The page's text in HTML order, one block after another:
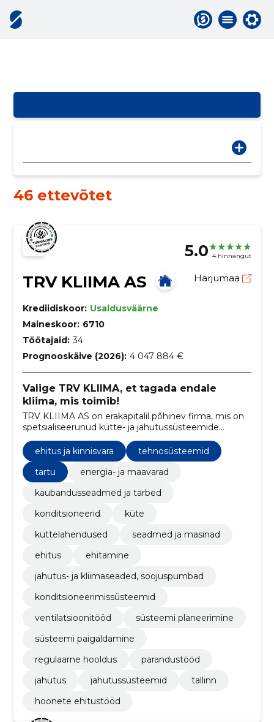
46 ettevõtet
5.0 4 hinnangut
TRV KLIIMA AS Harjumaa
Krediidiskoor: Usaldusväärne
Maineskoor: 6710
Töötajaid: 34
Prognooskäive (2026): 4 047 884 €
Valige TRV KLIIMA, et tagada endale
kliima, mis toimib!
TRV KLIIMA AS on erakapitalil põhinev firma, mis on
spetsialiseerunud kütte- ja jahutussüsteemide
ehitamisele ning hooldamisele.
ehitus ja kinnisvara
tehnosüsteemid
tartu
energia- ja maavarad
kaubandusseadmed ja tarbed
konditsioneerid
küte
küttelahendused
seadmed ja masinad
ehitus
ehitamine
jahutus- ja kliimaseaded, soojuspumbad
konditsioneerimissüsteemid
ventilatsioonitööd
süsteemi planeerimine
süsteemi paigaldamine
regulaarne hooldus
parandustööd
jahutus
jahutussüsteemid
tallinn
hoonete ehitustööd